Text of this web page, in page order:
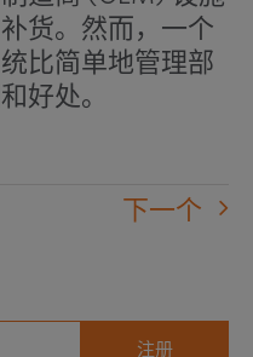
货。然而，一个
比简单地管理部
好处。
下一个